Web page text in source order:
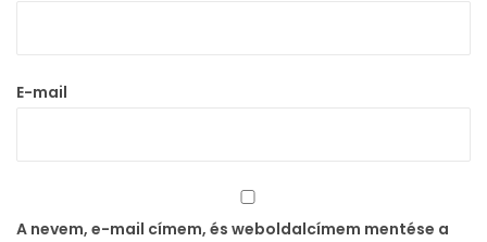
E-mail
A nevem, e-mail címem, és weboldalcímem mentése a